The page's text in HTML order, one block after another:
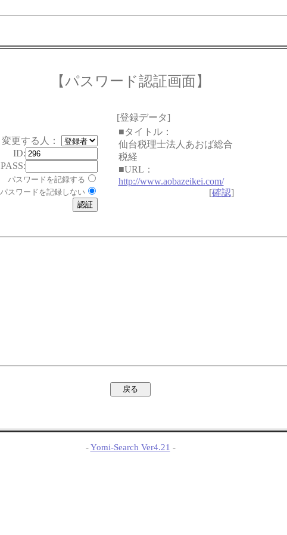
【パスワード認証画面】
変更する人：
ID:
PASS:
パスワードを記録する
パスワードを記録しない
[登録データ]
■タイトル：
仙台税理士法人あおば総合
税経
■URL：
http://www.aobazeikei.com/
[確認]
-Yomi-Search Ver4.21 -